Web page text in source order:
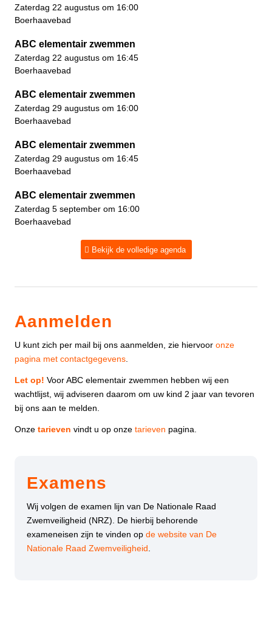
Zaterdag 22 augustus om 16:00
Boerhaavebad
ABC elementair zwemmen
Zaterdag 22 augustus om 16:45
Boerhaavebad
ABC elementair zwemmen
Zaterdag 29 augustus om 16:00
Boerhaavebad
ABC elementair zwemmen
Zaterdag 29 augustus om 16:45
Boerhaavebad
ABC elementair zwemmen
Zaterdag 5 september om 16:00
Boerhaavebad
Bekijk de volledige agenda
Aanmelden
U kunt zich per mail bij ons aanmelden, zie hiervoor onze
pagina met contactgegevens
Let op! Voor ABC elementair zwemmen hebben wij een
wachtlijst, wij adviseren daarom om uw kind 2 jaar van tevoren
bij ons aan te melden.
Onze tarieven vindt u op onze tarieven pagina.
Examens
Wij volgen de examen lijn van De Nationale Raad
Zwemveiligheid (NRZ). De hierbij behorende
exameneisen zijn te vinden op de website van De
Nationale Raad Zwemveiligheid